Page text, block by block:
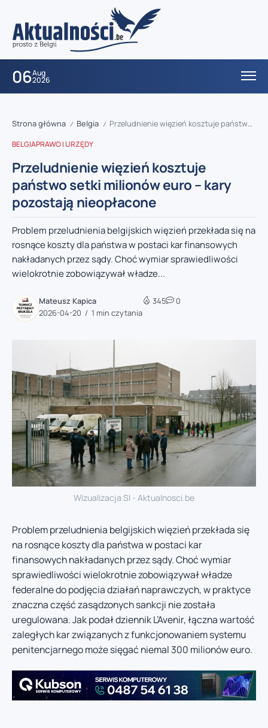
06Aug
2026
Strona główna / Belgia / Przeludnienie więzień kosztuje państwo setki milionów euro – kary pozostają nieopłacone
BELGIAPRAWO I URZĘDY
Przeludnienie więzień kosztuje
państwo setki milionów euro – kary
pozostają nieopłacone
Problem przeludnienia belgijskich więzień przekłada się na
rosnące koszty dla państwa w postaci kar finansowych
nakładanych przez sądy. Choć wymiar sprawiedliwości
wielokrotnie zobowiązywał władze...
Mateusz Kapica
2026-04-20
1 min czytania
345 0
Wizualizacja SI - Aktualnosci.be
Problem przeludnienia belgijskich więzień przekłada się
na rosnące koszty dla państwa w postaci kar
finansowych nakładanych przez sądy. Choć wymiar
sprawiedliwości wielokrotnie zobowiązywał władze
federalne do podjęcia działań naprawczych, w praktyce
znaczna część zasądzonych sankcji nie została
uregulowana. Jak podał dziennik L’Avenir, łączna wartość
zaległych kar związanych z funkcjonowaniem systemu
penitencjarnego może sięgać niemal 300 milionów euro.